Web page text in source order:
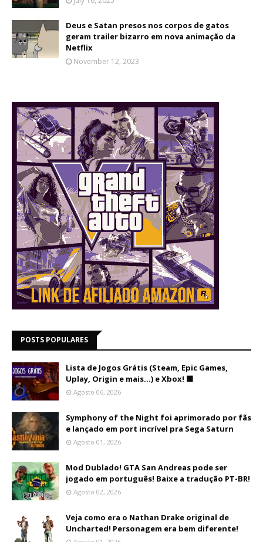
Deus e Satan presos nos corpos de gatos
geram trailer bizarro em nova animação da
Netflix
November 12, 2023
POSTS POPULARES
Lista de Jogos Grátis (Steam, Epic Games,
Uplay, Origin e mais...) e Xbox! 🟩
Agosto 06, 2026
Symphony of the Night foi aprimorado por fãs
e lançado em port incrível pra Sega Saturn
Agosto 01, 2026
Mod Dublado! GTA San Andreas pode ser
jogado em português! Baixe a tradução PT-BR!
Agosto 02, 2026
Veja como era o Nathan Drake original de
Uncharted! Personagem era bem diferente!